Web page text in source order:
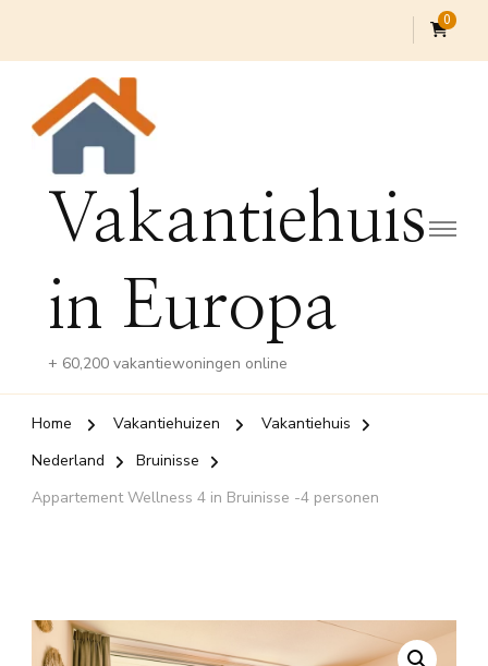
0
Vakantiehuis
in Europa
+ 60,200 vakantiewoningen online
Home Vakantiehuizen
Vakantiehuis
Nederland
Bruinisse
Appartement Wellness 4 in Bruinisse -4 personen